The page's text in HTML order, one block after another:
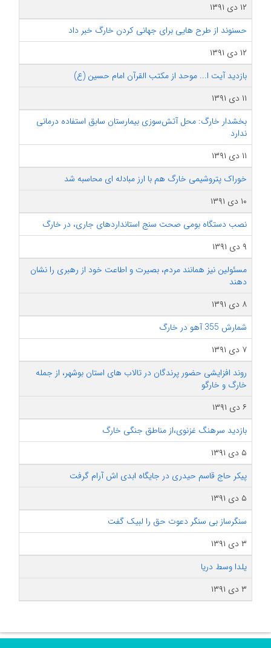
۱۲ دی ۱۳۹۱
حسنوند از طرح هایی برای جهانی کردن خارگ خبر داد
۱۲ دی ۱۳۹۱
بازدید آیت ا... موحد از مکتب القرآن امام حسین (ع)
۱۱ دی ۱۳۹۱
بخشدار خارگ: محل آتش‌سوزی بیمارستان سابق استفاده درمانی
ندارد
۱۱ دی ۱۳۹۱
خوراک پتروشیمی خارگ هم با ارز مبادله ای محاسبه شد
۱۰ دی ۱۳۹۱
نصب دستگاه بومی صحت سنج استانداردهای جاری، در خارگ
۹ دی ۱۳۹۱
مسئولین نیز همانند مردم، بصیرت و اطاعت خود از رهبری را نشان
دهند
۸ دی ۱۳۹۱
شمارش 355 آهو در خارگ
۷ دی ۱۳۹۱
روند افزایشی حضور پرندگان در تالاب های استان بوشهر، از جمله
خارگ و خارگو
۶ دی ۱۳۹۱
بازدید سرهنگ غزنوی،از مناطق جنگی خارگ
۵ دی ۱۳۹۱
پیکر حاج قاسم حیدری در جایگاه ابدی اش آرام گرفت
۵ دی ۱۳۹۱
سنگرساز بی سنگر دعوت حق را لبیک گفت
۳ دی ۱۳۹۱
یلدا وسط دریا
۳ دی ۱۳۹۱